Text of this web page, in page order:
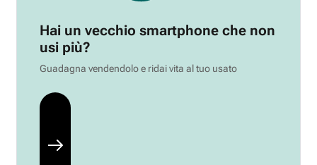
Hai un vecchio smartphone che non
usi più?
Guadagna vendendolo e ridai vita al tuo usato